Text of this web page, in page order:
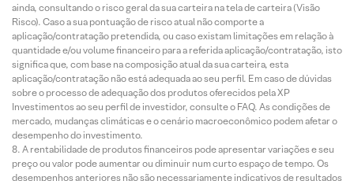
ainda, consultando o risco geral da sua carteira na tela de carteira (Visão
Risco). Caso a sua pontuação de risco atual não comporte a
aplicação/contratação pretendida, ou caso existam limitações em relação à
quantidade e/ou volume financeiro para a referida aplicação/contratação, isto
significa que, com base na composição atual da sua carteira, esta
aplicação/contratação não está adequada ao seu perfil. Em caso de dúvidas
sobre o processo de adequação dos produtos oferecidos pela XP
Investimentos ao seu perfil de investidor, consulte o FAQ. As condições de
mercado, mudanças climáticas e o cenário macroeconômico podem afetar o
desempenho do investimento.
A rentabilidade de produtos financeiros pode apresentar variações e seu
preço ou valor pode aumentar ou diminuir num curto espaço de tempo. Os
desempenhos anteriores não são necessariamente indicativos de resultados